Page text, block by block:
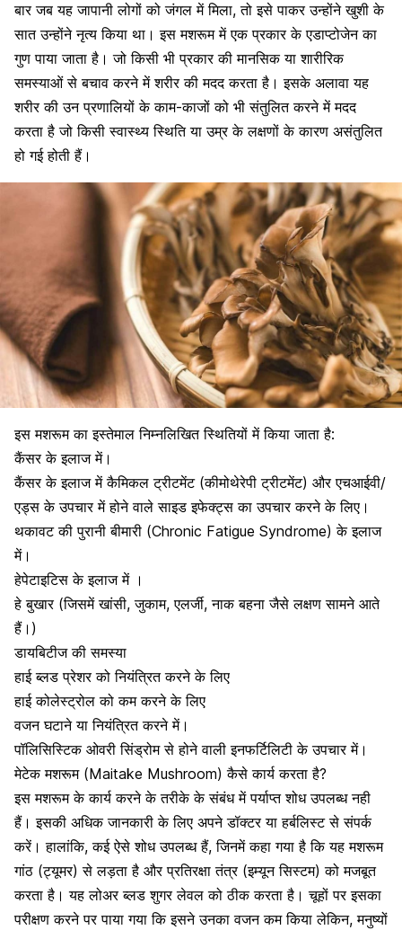
बार जब यह जापानी लोगों को जंगल में मिला, तो इसे पाकर उन्होंने खुशी के
सात उन्होंने नृत्य किया था। इस मशरूम में एक प्रकार के एडाप्टोजेन का
गुण पाया जाता है। जो किसी भी प्रकार की मानसिक या शारीरिक
समस्याओं से बचाव करने में शरीर की मदद करता है। इसके अलावा यह
शरीर की उन प्रणालियों के काम-काजों को भी संतुलित करने में मदद
करता है जो किसी स्वास्थ्य स्थिति या उम्र के लक्षणों के कारण असंतुलित
हो गई होती हैं।
इस मशरूम का इस्तेमाल निम्नलिखित स्थितियों में किया जाता है:
कैंसर के इलाजमें।
कैंसर के इलाज में कैमिकल ट्रीटमेंट (कीमोथेरेपी ट्रीटमेंट) औरएचआईवी/
एड्स के उपचार में होने वाले साइड इफेक्ट्स का उपचार करने के लिए।
थकावट की पुरानी बीमारी (Chronic Fatigue Syndrome) के इलाज
में।
हेपेटाइटिस के इलाज में।
हे बुखार (जिसमें खांसी, जुकाम, एलर्जी, नाक बहना जैसे लक्षण सामने आते
हैं।)
डायबिटीज की समस्या
हाई ब्लड प्रेशरको नियंत्रित करने के लिए
हाई कोलेस्ट्रोल को कम करने के लिए
वजन घटाने या नियंत्रित करने में।
पॉलिसिस्टिक ओवरी सिंड्रोमसे होने वाली इनफर्टिलिटी के उपचार में।
मेटेक मशरूम (Maitake Mushroom) कैसे कार्य करता है?
इस मशरूम के कार्य करने के तरीके के संबंध में पर्याप्त शोध उपलब्ध नही
हैं। इसकी अधिक जानकारी के लिए अपने डॉक्टर या हर्बलिस्ट से संपर्क
करें। हालांकि, कई ऐसे शोध उपलब्ध हैं, जिनमें कहा गया है कि यह मशरूम
गांठ (ट्यूमर) से लड़ता है और प्रतिरक्षा तंत्र (इम्यून सिस्टम) को मजबूत
करता है। यह लोअरब्लड शुगर लेवल को ठीक करता है। चूहों पर इसका
परीक्षण करने पर पाया गया कि इसने उनका वजन कम किया लेकिन, मनुष्यों